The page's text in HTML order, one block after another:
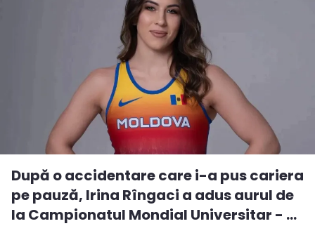
După o accidentare care i-a pus cariera
pe pauză, Irina Rîngaci a adus aurul de
la Campionatul Mondial Universitar - ...